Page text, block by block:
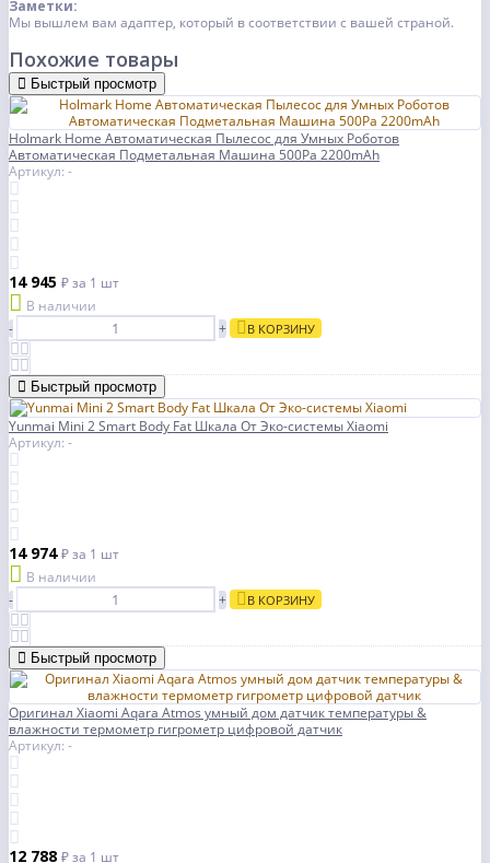
Заметки:
Мы вышлем вам адаптер, который в соответствии с вашей страной.
Похожие товары
Быстрый просмотр
Holmark Home Автоматическая Пылесос для Умных Роботов
Автоматическая Подметальная Машина 500Pa 2200mAh
Артикул: -
14 945 ₽за 1 шт
В наличии
-
+ В КОРЗИНУ
Быстрый просмотр
Yunmai Mini 2 Smart Body Fat Шкала От Эко-системы Xiaomi
Артикул: -
14 974₽за 1 шт
В наличии
-
+ В КОРЗИНУ
Быстрый просмотр
Оригинал Xiaomi Aqara Atmos умный дом датчик температуры &
влажности термометр гигрометр цифровой датчик
Артикул: -
12 788 ₽за 1 шт